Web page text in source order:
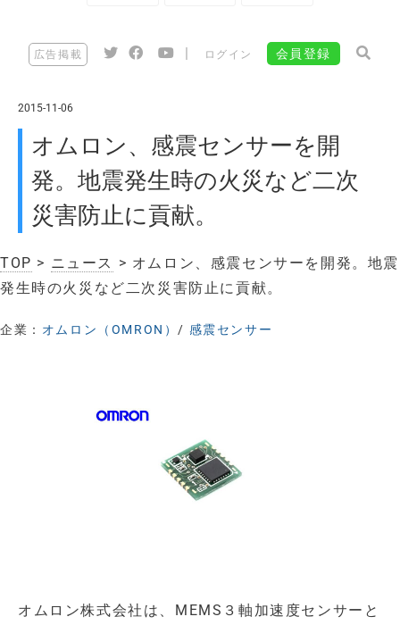
広告掲載 ログイン 会員登録
2015-11-06
オムロン、感震センサーを開
発。地震発生時の火災など二次
災害防止に貢献。
TOP > ニュース > オムロン、感震センサーを開発。地震
発生時の火災など二次災害防止に貢献。
企業： オムロン（OMRON）/ 感震センサー
オムロン株式会社は、MEMS３軸加速度センサーと